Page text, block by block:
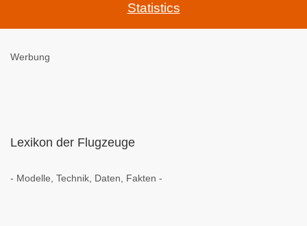
Statistics
Werbung
Lexikon der Flugzeuge
- Modelle, Technik, Daten, Fakten -